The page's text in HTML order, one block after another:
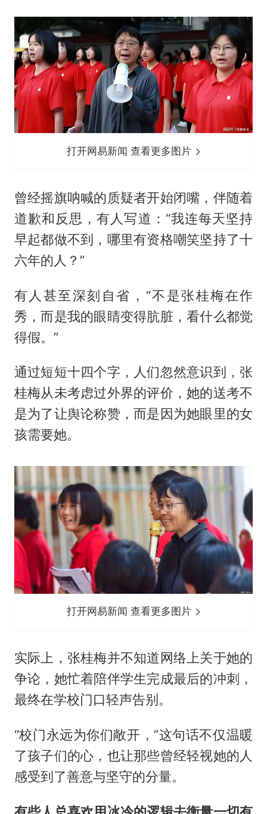
打开网易新闻 查看更多图片
曾经摇旗呐喊的质疑者开始闭嘴，伴随着
道歉和反思，有人写道：“我连每天坚持
早起都做不到，哪里有资格嘲笑坚持了十
六年的人？”
有人甚至深刻自省，“不是张桂梅在作
秀，而是我的眼睛变得肮脏，看什么都觉
得假。”
通过短短十四个字，人们忽然意识到，张
桂梅从未考虑过外界的评价，她的送考不
是为了让舆论称赞，而是因为她眼里的女
孩需要她。
打开网易新闻 查看更多图片
实际上，张桂梅并不知道网络上关于她的
争论，她忙着陪伴学生完成最后的冲刺，
最终在学校门口轻声告别。
“校门永远为你们敞开，”这句话不仅温暖
了孩子们的心，也让那些曾经轻视她的人
感受到了善意与坚守的分量。